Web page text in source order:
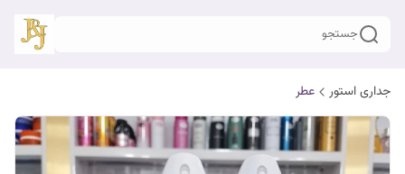
جستجو
جداری استور عطر